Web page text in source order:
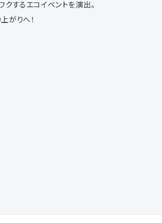
するエコイベントを演出。
がりへ！